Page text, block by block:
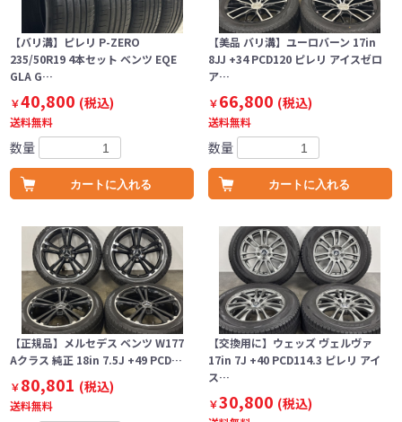
【バリ溝】ピレリ P-ZERO
235/50R19 4本セット ベンツ EQE
GLA G…
￥40,800 (税込)
送料無料
数量
カートに入れる
【美品 バリ溝】ユーロバーン 17in
8JJ +34 PCD120 ピレリ アイスゼロ
ア…
￥66,800 (税込)
送料無料
数量
カートに入れる
【正規品】メルセデス ベンツ W177
Aクラス 純正 18in 7.5J +49 PCD…
￥80,801 (税込)
送料無料
【交換用に】ウェッズ ヴェルヴァ
17in 7J +40 PCD114.3 ピレリ アイ
ス…
￥30,800 (税込)